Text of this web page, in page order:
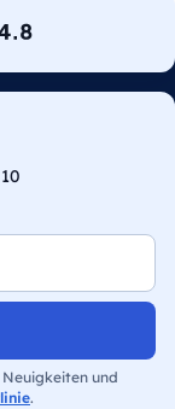
und
.